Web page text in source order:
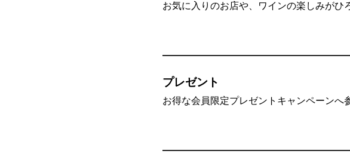
お気に入りのお店や、ワインの楽しみがひ
プレゼント
お得な会員限定プレゼントキャンペーンへ